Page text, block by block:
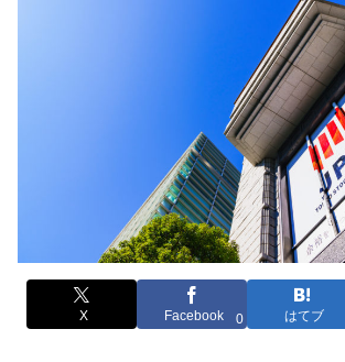
X Facebook 0 はてブ